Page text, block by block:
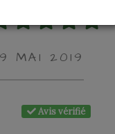
MAI 2019
Avis vérifié